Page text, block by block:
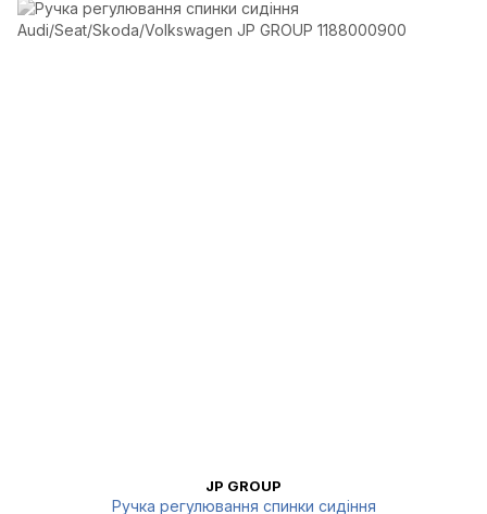
JP GROUP
Ручка регулювання спинки сидіння